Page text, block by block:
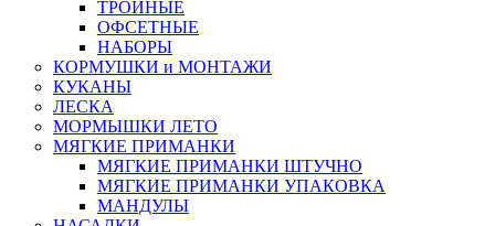
ТРОЙНЫЕ
ОФСЕТНЫЕ
НАБОРЫ
КОРМУШКИ и МОНТАЖИ
КУКАНЫ
ЛЕСКА
МОРМЫШКИ ЛЕТО
МЯГКИЕ ПРИМАНКИ
МЯГКИЕ ПРИМАНКИ ШТУЧНО
МЯГКИЕ ПРИМАНКИ УПАКОВКА
МАНДУЛЫ